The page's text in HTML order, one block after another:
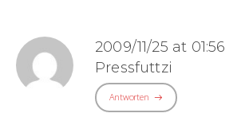
2009/11/25 at 01:56
Pressfuttzi
Antworten